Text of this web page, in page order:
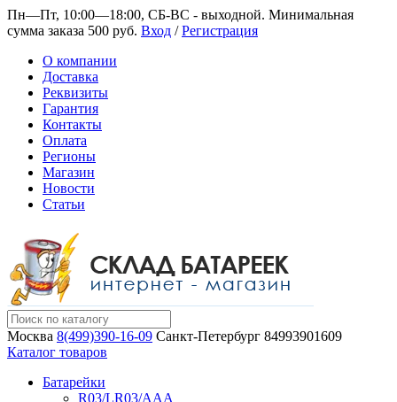
Пн—Пт, 10:00—18:00, СБ-ВС - выходной. Минимальная
сумма заказа 500 руб. Вход /Регистрация
О компании
Доставка
Реквизиты
Гарантия
Контакты
Оплата
Регионы
Магазин
Новости
Статьи
Москва 8(499)390-16-09 Санкт-Петербург 84993901609
Каталог товаров
Батарейки
R03/LR03/AAA